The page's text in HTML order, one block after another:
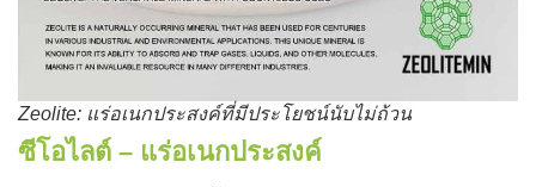
Zeolite: แร่อเนกประสงค์ที่มีประโยชน์นับไม่ถ้วน
ซีโอไลต์ – แร่อเนกประสงค์